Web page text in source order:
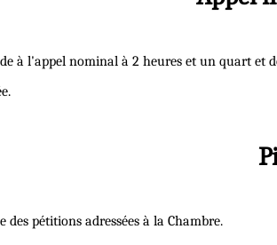
à l'appel nominal à 2 heures et un quart et
des pétitions adressées à la Chambre.